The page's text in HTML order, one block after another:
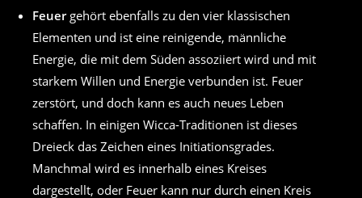
Feuergehört ebenfalls zu den vier klassischen
Elementen und ist eine reinigende, männliche
Energie, die mit dem Süden assoziiert wird und mit
starkem Willen und Energie verbunden ist. Feuer
zerstört, und doch kann es auch neues Leben
schaffen. In einigen Wicca-Traditionen ist dieses
Dreieck das Zeichen eines Initiationsgrades.
Manchmal wird es innerhalb eines Kreises
dargestellt, oder Feuer kann nur durch einen Kreis